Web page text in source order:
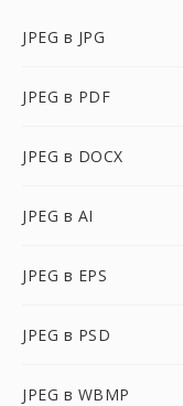
JPEG в JPG
JPEG в PDF
JPEG в DOCX
JPEG в AI
JPEG в EPS
JPEG в PSD
JPEG в WBMP